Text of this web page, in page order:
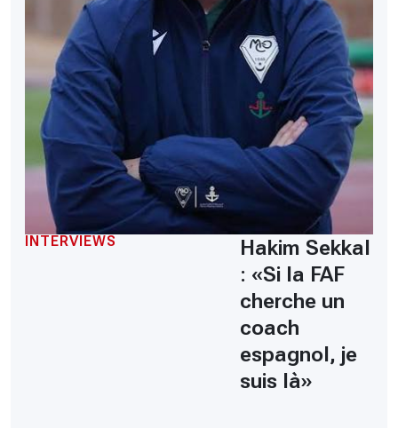
INTERVIEWS
Hakim Sekkal
: «Si la FAF
cherche un
coach
espagnol, je
suis là»